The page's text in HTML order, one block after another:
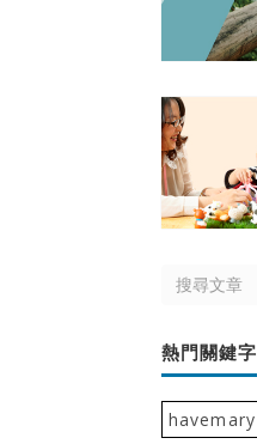
熱門關鍵字
havemary